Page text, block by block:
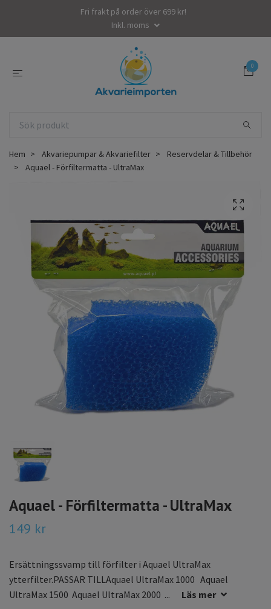
Fri frakt på order över 699 kr!
Inkl. moms
0
Hem Akvariepumpar & Akvariefilter
Reservdelar & Tillbehör
Aquael - Förfiltermatta - UltraMax
Aquael - Förfiltermatta - UltraMax
149 kr
Ersättningssvamp till förfilter i Aquael UltraMax
ytterfilter.PASSAR TILLAquael UltraMax 1000 Aquael
UltraMax 1500 Aquael UltraMax 2000 ...
Läs mer